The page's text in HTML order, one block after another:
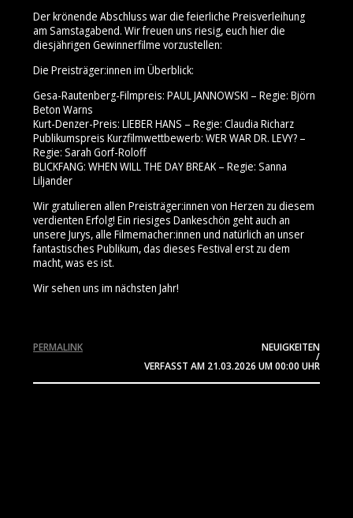
Der krönende Abschluss war die feierliche Preisverleihung
am Samstagabend. Wir freuen uns riesig, euch hier die
diesjährigen Gewinnerfilme vorzustellen:
Die Preisträger:innen im Überblick:
Gesa-Rautenberg-Filmpreis: PAUL JANNOWSKI – Regie: Björn
Beton Warns
Kurt-Denzer-Preis: LIEBER HANS – Regie: Claudia Richarz
Publikumspreis Kurzfilmwettbewerb: WER WAR DR. LEVY? –
Regie: Sarah Gorf-Roloff
BLICKFANG: WHEN WILL THE DAY BREAK – Regie: Sanna
Liljander
Wir gratulieren allen Preisträger:innen von Herzen zu diesem
verdienten Erfolg! Ein riesiges Dankeschön geht auch an
unsere Jurys, alle Filmemacher:innen und natürlich an unser
fantastisches Publikum, das dieses Festival erst zu dem
macht, was es ist.
Wir sehen uns im nächsten Jahr!
NEUIGKEITEN
/
VERFASST AM 21.03.2026 UM 00:00 UHR
PERMALINK